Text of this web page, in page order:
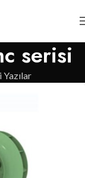
serisi